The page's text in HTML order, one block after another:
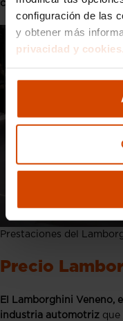
configuración de las
y obtener más
privacidad y cookies.
combustible de
Prestaciones del
Precio
El Lamborghini Veneno,
industria automotriz que